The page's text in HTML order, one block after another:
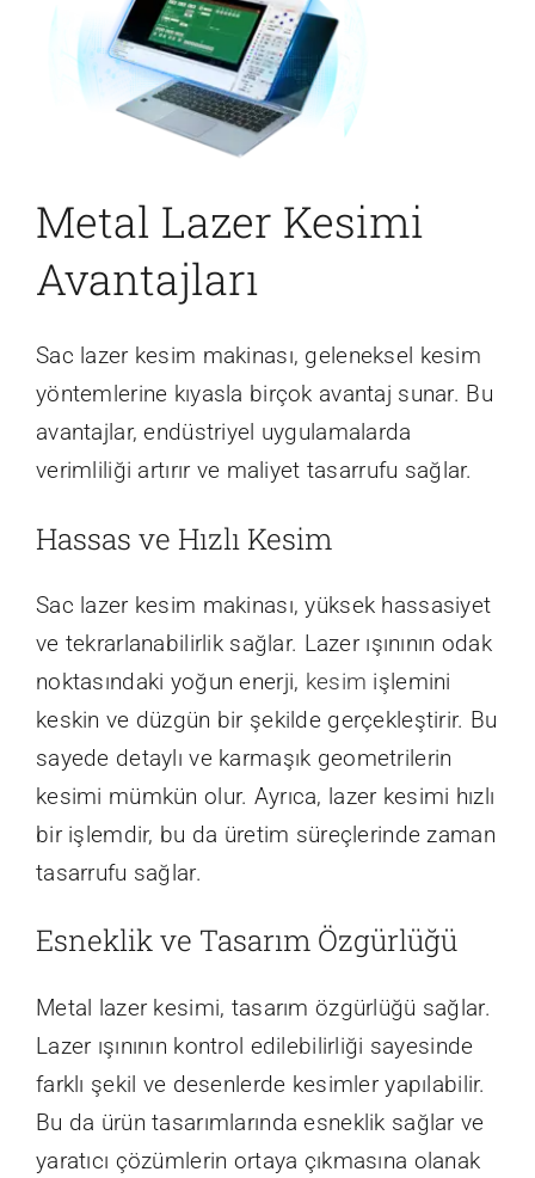
Metal Lazer Kesimi
Avantajları
Sac lazer kesim makinası, geleneksel kesim
yöntemlerine kıyasla birçok avantaj sunar. Bu
avantajlar, endüstriyel uygulamalarda
verimliliği artırır ve maliyet tasarrufu sağlar.
Hassas ve Hızlı Kesim
Sac lazer kesim makinası, yüksek hassasiyet
ve tekrarlanabilirlik sağlar. Lazer ışınının odak
noktasındaki yoğun enerji, kesim işlemini
keskin ve düzgün bir şekilde gerçekleştirir. Bu
sayede detaylı ve karmaşık geometrilerin
kesimi mümkün olur. Ayrıca, lazer kesimi hızlı
bir işlemdir, bu da üretim süreçlerinde zaman
tasarrufu sağlar.
Esneklik ve Tasarım Özgürlüğü
Metal lazer kesimi, tasarım özgürlüğü sağlar.
Lazer ışınının kontrol edilebilirliği sayesinde
farklı şekil ve desenlerde kesimler yapılabilir.
Bu da ürün tasarımlarında esneklik sağlar ve
yaratıcı çözümlerin ortaya çıkmasına olanak